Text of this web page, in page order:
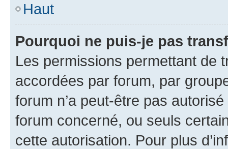
Haut
Pourquoi ne puis-je pas
Les permissions permettant de
accordées par forum, par
forum n’a peut-être pas
forum concerné, ou seuls
cette autorisation. Pour plus